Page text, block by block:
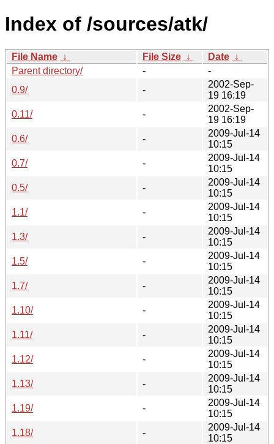
Index of /sources/atk/
File Name ↓ File Size ↓ Date ↓
Parent directory/
-
-
0.9/
-
2002-Sep-
19 16:19
0.11/
-
2002-Sep-
19 16:19
0.6/
-
2009-Jul-14
10:15
0.7/
-
2009-Jul-14
10:15
0.5/
-
2009-Jul-14
10:15
1.1/
-
2009-Jul-14
10:15
1.3/
-
2009-Jul-14
10:15
1.5/
-
2009-Jul-14
10:15
1.7/
-
2009-Jul-14
10:15
1.10/
-
2009-Jul-14
10:15
1.11/
-
2009-Jul-14
10:15
1.12/
-
2009-Jul-14
10:15
1.13/
-
2009-Jul-14
10:15
1.19/
-
2009-Jul-14
10:15
1.18/
-
2009-Jul-14
10:15